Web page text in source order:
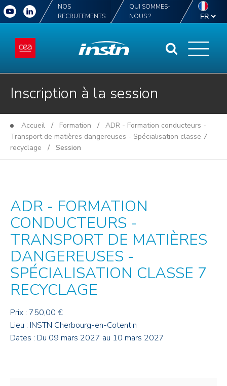
NOS
RECRUTEMENTS
QUI SOMMES-
NOUS ?
Inscription à la session
Accueil / Formation / ADR - Formation conducteurs -
Transport de matières dangereuses - Spécialisation classe 7
recyclage / Session
ADR - FORMATION
CONDUCTEURS -
TRANSPORT DE MATIÈRES
DANGEREUSES -
SPÉCIALISATION CLASSE 7
RECYCLAGE
Prix : 750,00 €
Lieu : INSTN Cherbourg-en-Cotentin
Dates : Du 09 mars 2027 au 10 mars 2027